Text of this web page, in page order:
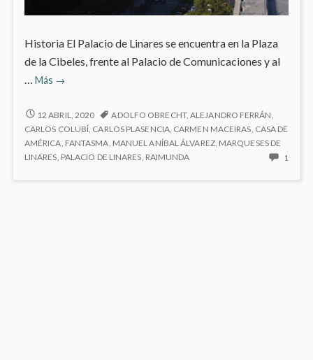
Historia El Palacio de Linares se encuentra en la Plaza
de la Cibeles, frente al Palacio de Comunicaciones y al
… Más
Palacio
Linares
→
PALACIO
DE
LINARES
12 ABRIL, 2020 ADOLFO OBRECHT,ALEJANDRO FERRÁN
CARLOS COLUBÍ CARLOS PLASENCIA, CARMEN MACEIRAS CASA DE
AMÉRICA FANTASMA MANUEL ANÍBAL ÁLVAREZ, MARQUESES DE
LINARES PALACIO DE LINARES RAIMUNDA 1